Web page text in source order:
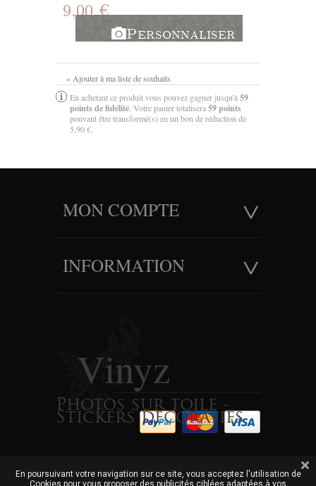
9,00 €
Personnaliser
» Ajouter à ma liste de souhaits
En achetant ce produit vous pouvez gagner jusqu'à59
points de fidélité . Votre panier totalisera59points
pouvant être transformé(s) en un bon de réduction de
5,90 €
MON COMPTE
INFORMATION
Vinyz
Photos sur toile -
Stickers decoratifs
En poursuivant votre navigation sur ce site, vous acceptez l'utilisation de
Cookies pour vous proposer des publicités ciblées adaptées à vos